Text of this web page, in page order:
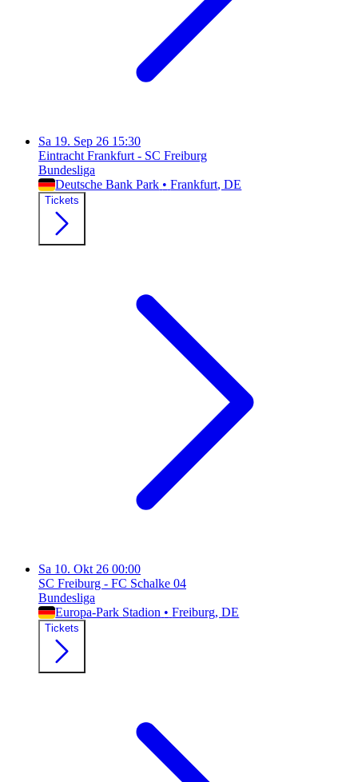
Sa 19. Sep 26 15:30
Eintracht Frankfurt - SC Freiburg
Bundesliga
Deutsche Bank Park • Frankfurt, DE
Tickets
Sa 10. Okt 26 00:00
SC Freiburg - FC Schalke 04
Bundesliga
Europa-Park Stadion • Freiburg, DE
Tickets